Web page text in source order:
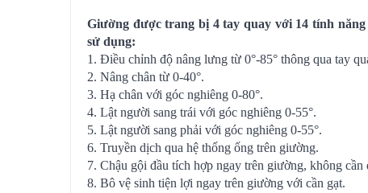
Giường được trang bị 4 tay quay với 14 tính
sử dụng:
1. Điều chỉnh độ nâng lưng từ 0°-85° thông qua tay
2. Nâng chân từ 0-40°.
3. Hạ chân với góc nghiêng 0-80°.
4. Lật người sang trái với góc nghiêng 0-55°.
5. Lật người sang phải với góc nghiêng 0-55°.
6. Truyền dịch qua hệ thống ống trên giường.
7. Chậu gội đầu tích hợp ngay trên giường, không cần
8. Bô vệ sinh tiện lợi ngay trên giường với cần gạt.